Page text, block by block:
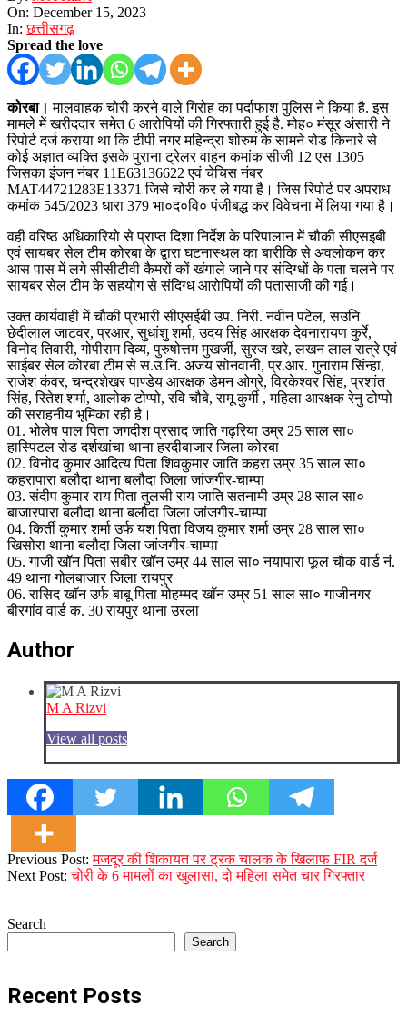
On: December 15, 2023
In: छत्तीसगढ़
Spread the love
कोरबा। मालवाहक चोरी करने वाले गिरोह का पर्दाफाश पुलिस ने किया है. इस
मामले में खरीददार समेत 6 आरोपियों की गिरफ्तारी हुई है. मोह० मंसूर अंसारी ने
रिपोर्ट दर्ज कराया था कि टीपी नगर महिन्द्रा शोरुम के सामने रोड किनारे से
कोई अज्ञात व्यक्ति इसके पुराना ट्रेलर वाहन कमांक सीजी 12 एस 1305
जिसका इंजन नंबर 11E63136622 एवं चेचिस नंबर
MAT44721283E13371 जिसे चोरी कर ले गया है। जिस रिपोर्ट पर अपराध
कमांक 545/2023 धारा 379 भा०द०वि० पंजीबद्ध कर विवेचना में लिया गया है।
वही वरिष्ठ अधिकारियो से प्राप्त दिशा निर्देश के परिपालान में चौकी सीएसइबी
एवं सायबर सेल टीम कोरबा के द्वारा घटनास्थल का बारीकि से अवलोकन कर
आस पास में लगे सीसीटीवी कैमरों कों खंगाले जाने पर संदिग्धों के पता चलने पर
सायबर सेल टीम के सहयोग से संदिग्ध आरोपियों की पतासाजी की गई।
उक्त कार्यवाही में चौकी प्रभारी सीएसईबी उप. निरी. नवीन पटेल, सउनि
छेदीलाल जाटवर, प्रआर, सुधांशु शर्मा, उदय सिंह आरक्षक देवनारायण कुर्रे,
विनोद तिवारी, गोपीराम दिव्य, पुरुषोत्तम मुखर्जी, सुरज खरे, लखन लाल रात्रे एवं
साईबर सेल कोरबा टीम से स.उ.नि. अजय सोनवानी, प्र.आर. गुनाराम सिंन्हा,
राजेश कंवर, चन्द्रशेखर पाण्डेय आरक्षक डेमन ओग्रे, विरकेश्वर सिंह, प्रशांत
सिंह, रितेश शर्मा, आलोक टोप्पो, रवि चौबे, रामू कुर्मी , महिला आरक्षक रेनु टोप्पो
की सराहनीय भूमिका रही है।
01. भोलेष पाल पिता जगदीश प्रसाद जाति गढ़रिया उम्र 25 साल सा०
हास्पिटल रोड दर्शखांचा थाना हरदीबाजार जिला कोरबा
02. विनोद कुमार आदित्य पिता शिवकुमार जाति कहरा उम्र 35 साल सा०
कहरापारा बलौदा थाना बलौदा जिला जांजगीर-चाम्पा
03. संदीप कुमार राय पिता तुलसी राय जाति सतनामी उम्र 28 साल सा०
बाजारपारा बलौदा थाना बलौदा जिला जांजगीर-चाम्पा
04. किर्ती कुमार शर्मा उर्फ यश पिता विजय कुमार शर्मा उम्र 28 साल सा०
खिसोरा थाना बलौदा जिला जांजगीर-चाम्पा
05. गाजी खॉन पिता सबीर खॉन उम्र 44 साल सा० नयापारा फूल चौक वार्ड नं.
49 थाना गोलबाजार जिला रायपुर
06. रासिद खॉन उर्फ बाबू पिता मोहम्मद खॉन उम्र 51 साल सा० गाजीनगर
बीरगांव वार्ड क. 30 रायपुर थाना उरला
Author
M A Rizvi
View all posts
2023-
12-
Previous Post:मजदूर की शिकायत पर ट्रक चालक के खिलाफ FIR दर्ज
Next Post:चोरी के 6 मामलों का खुलासा, दो महिला समेत चार गिरफ्तार
Search
Search
Recent Posts